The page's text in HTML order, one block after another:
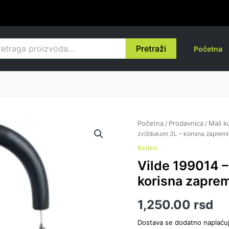
Pretraži Početna
Početna/ Prodavnica/ Mali
zviždukom 3L – korisna
Ketleri
Vilde 199014
korisna
1,250.00 rsd
Dostava se dodatno
Vilde
199014
Čajnik
sa
zviždukom
3L
korisna
zapremina
2.4L,